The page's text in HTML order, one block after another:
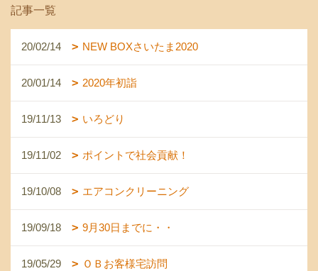
記事一覧
20/02/14 NEW BOXさいたま2020
20/01/14 2020年初詣
19/11/13 いろどり
19/11/02 ポイントで社会貢献！
19/10/08 エアコンクリーニング
19/09/18 9月30日までに・・
19/05/29 ＯＢお客様宅訪問